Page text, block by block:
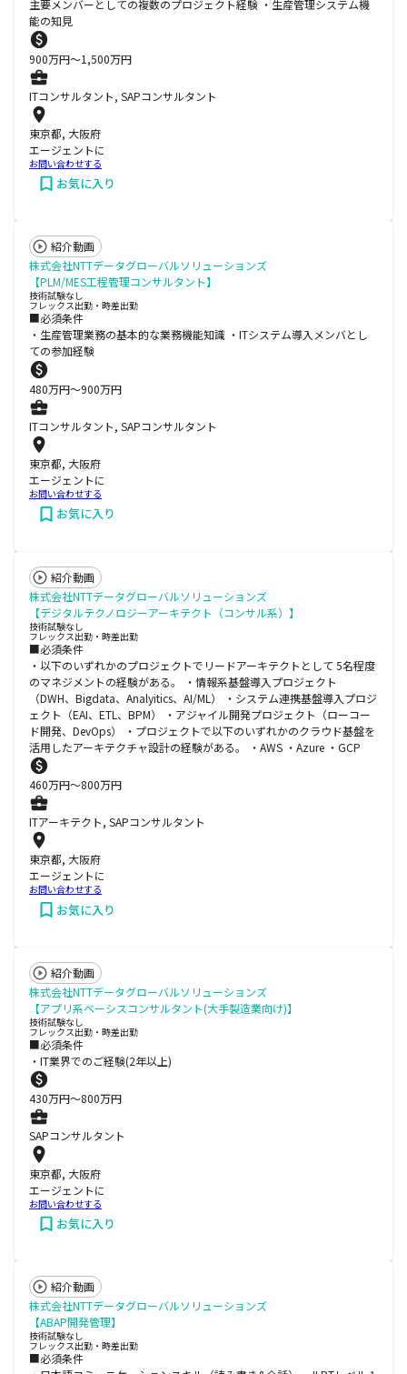
主要メンバーとしての複数のプロジェクト経験 ・生産管理システム機
能の知見
900万円〜1,500万円
ITコンサルタント, SAPコンサルタント
東京都, 大阪府
エージェントに
お問い合わせする
お気に入り
紹介動画
株式会社NTTデータグローバルソリューションズ
【PLM/MES工程管理コンサルタント】
技術試験なし
フレックス出勤・時差出勤
■必須条件
・生産管理業務の基本的な業務機能知識 ・ITシステム導入メンバとし
ての参加経験
480万円〜900万円
ITコンサルタント, SAPコンサルタント
東京都, 大阪府
エージェントに
お問い合わせする
お気に入り
紹介動画
株式会社NTTデータグローバルソリューションズ
【デジタルテクノロジーアーキテクト（コンサル系）】
技術試験なし
フレックス出勤・時差出勤
■必須条件
・以下のいずれかのプロジェクトでリードアーキテクトとして 5名程度
のマネジメントの経験がある。 ・情報系基盤導入プロジェクト
（DWH、Bigdata、Analyitics、AI/ML） ・システム連携基盤導入プロジ
ェクト（EAI、ETL、BPM） ・アジャイル開発プロジェクト（ローコー
ド開発、DevOps） ・プロジェクトで以下のいずれかのクラウド基盤を
活用したアーキテクチャ設計の経験がある。 ・AWS ・Azure ・GCP
460万円〜800万円
ITアーキテクト, SAPコンサルタント
東京都, 大阪府
エージェントに
お問い合わせする
お気に入り
紹介動画
株式会社NTTデータグローバルソリューションズ
【アプリ系ベーシスコンサルタント(大手製造業向け)】
技術試験なし
フレックス出勤・時差出勤
■必須条件
・IT業界でのご経験(2年以上)
430万円〜800万円
SAPコンサルタント
東京都, 大阪府
エージェントに
お問い合わせする
お気に入り
紹介動画
株式会社NTTデータグローバルソリューションズ
【ABAP開発管理】
技術試験なし
フレックス出勤・時差出勤
■必須条件